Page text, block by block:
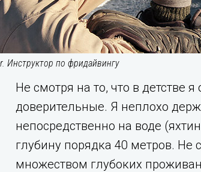
Инструктор по фридайвингу
Не смотря на то, что в детстве
доверительные. Я неплохо
непосредственно на воде
глубину порядка 40 метров. Не
множеством глубоких